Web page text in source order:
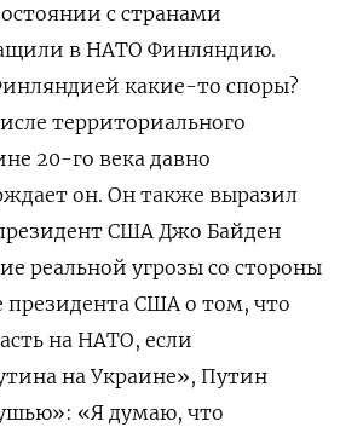
с странами
в НАТО Финляндию.
какие-то споры?
территориального
20-го века давно
он. Он также выразил
США Джо Байден
реальной угрозы со стороны
президента США о том, что
на НАТО, если
на Украине», Путин
«Я думаю, что